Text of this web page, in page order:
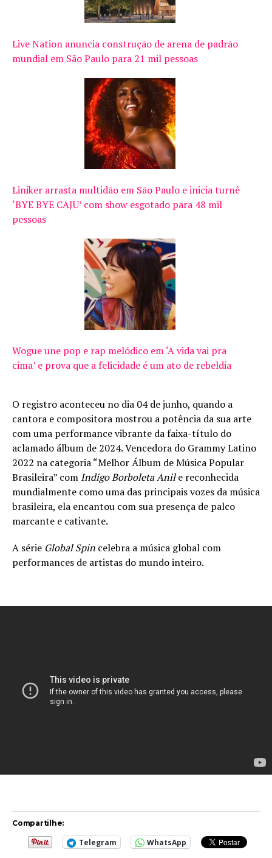
Live Nation anuncia construção de arena de padrão
mundial em São Paulo para 21 mil pessoas
Liniker arrasta multidão em São Paulo e inicia turnê
‘BYE BYE CAJU’ com show esgotado para 48 mil
pessoas
Wogue une pop e rap melódico em ‘A vida vai pra
cima’ e prova que a felicidade é um ato de rebeldia
O registro aconteceu no dia 04 de junho, quando a
cantora e compositora mostrou a potência da sua arte
com uma performance vibrante da faixa-título do
aclamado álbum de 2024. Vencedora do Grammy Latino
2022 na categoria “Melhor Álbum de Música Popular
Brasileira” com Indigo Borboleta Anile reconhecida
mundialmente como uma das principais vozes da música
brasileira, ela encantou com sua presença de palco
marcante e cativante.
A série Global Spin celebra a música global com
performances de artistas do mundo inteiro.
Compartilhe:
Telegram WhatsApp